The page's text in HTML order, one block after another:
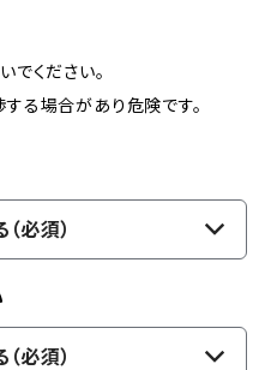
でください。
る場合があり危険です。
必須）
必須）